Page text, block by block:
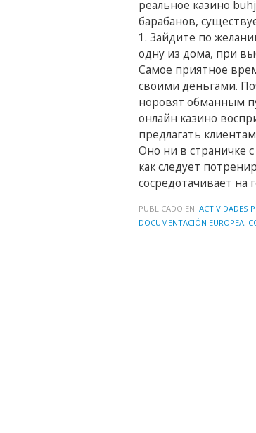
реальное казино
барабанов,
1. Зайдите по
одну из дома, при
Самое приятное
своими деньгами.
норовят обманным
онлайн казино
предлагать
Оно ни в страничке
как следует
сосредотачивает на
PUBLICADO EN: ACTIVIDADES
DOCUMENTACIÓN EUROPEA,